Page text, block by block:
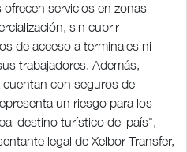
servicios en zonas
sin cubrir
de acceso a terminales ni
trabajadores. Además,
con seguros de
un riesgo para los
destino turístico del país",
legal de Xelbor Transfer,